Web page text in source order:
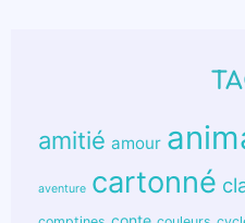
amitié amour
aventure cartonné